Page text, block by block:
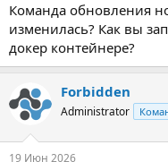
Команда обновления
изменилась? Как вы
докер контейнере?
Forbidden
Administrator
19 Июн 2026